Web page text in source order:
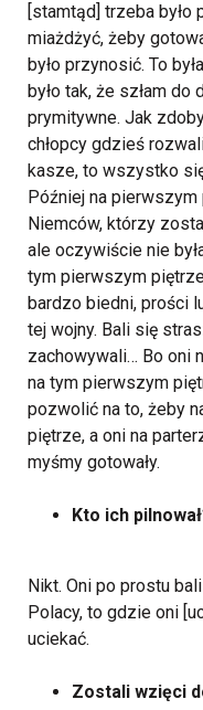
[stamtąd] trzeba było
miażdżyć, żeby
było przynosić. To
było tak, że szłam
prymitywne. Jak
chłopcy gdzieś
kasze, to wszystko
Później na
Niemców, którzy
ale oczywiście nie
tym pierwszym
bardzo biedni, prości
tej wojny. Bali się
zachowywali… Bo oni
na tym pierwszym
pozwolić na to, żeby
piętrze, a oni na
myśmy gotowały.
Kto ich
Nikt. Oni po prostu
Polacy, to gdzie oni
uciekać.
Zostali wzięci